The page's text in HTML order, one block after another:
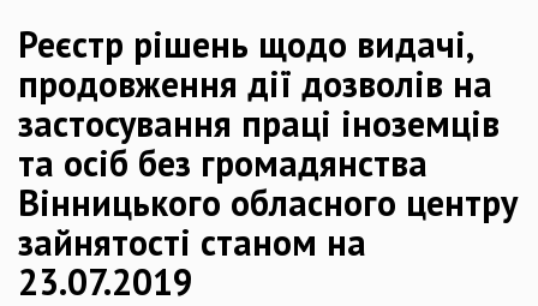
Реєстр рішень щодо видачі,
продовження дії дозволів на
застосування праці іноземців
та осіб без громадянства
Вінницького обласного центру
зайнятості станом на
23.07.2019